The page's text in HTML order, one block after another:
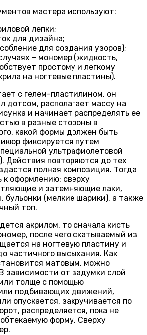
мастера используют:
лепки;
для дизайна;
для создания узоров);
– мономер (жидкость,
простому и легкому
на ногтевые пластины).
с гелем-пластилином, он
дотсом, располагает массу на
и начинает распределять ее
в разные стороны в
какой формы должен быть
фиксируется путем
ультрафиолетовой
Действия повторяются до тех
полная композиция. Тогда
к оформлению: сверху
и затемняющие лаки,
бульонки (мелкие шарики), а также
топ.
акрилом, то сначала кисть
после чего скатываемый из
на ногтевую пластину и
частичного высыхания. Как
матовым, можно
зависимости от задумки слой
толще с помощью
подбивающих движений,
опускается, закручивается по
распределяется, пока не
форму. Сверху